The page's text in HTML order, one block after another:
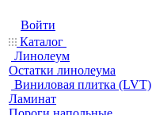
Войти
Каталог
Линолеум
Остатки линолеума
Виниловая плитка (LVT)
Ламинат